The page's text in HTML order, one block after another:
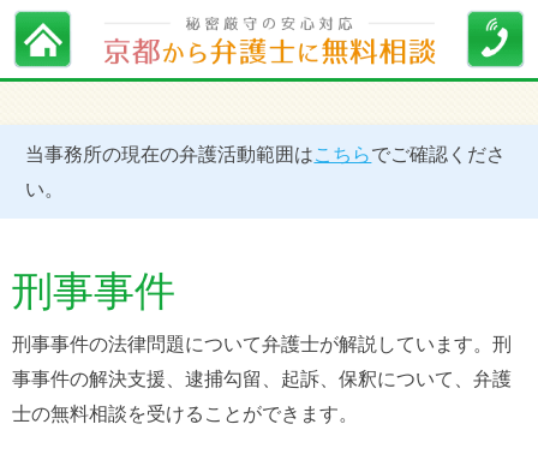
当事務所の現在の弁護活動範囲はこちらでご確認くださ
い。
刑事事件
刑事事件の法律問題について弁護士が解説しています。刑
事事件の解決支援、逮捕勾留、起訴、保釈について、弁護
士の無料相談を受けることができます。